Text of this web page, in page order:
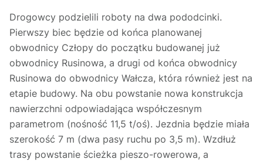
Drogowcy podzielili roboty na dwa pododcinki.
Pierwszy biec będzie od końca planowanej
obwodnicy Człopy do początku budowanej już
obwodnicy Rusinowa, a drugi od końca obwodnicy
Rusinowa do obwodnicy Wałcza, która również jest na
etapie budowy. Na obu powstanie nowa konstrukcja
nawierzchni odpowiadająca współczesnym
parametrom (nośność 11,5 t/oś). Jezdnia będzie miała
szerokość 7 m (dwa pasy ruchu po 3,5 m). Wzdłuż
trasy powstanie ścieżka pieszo-rowerowa, a